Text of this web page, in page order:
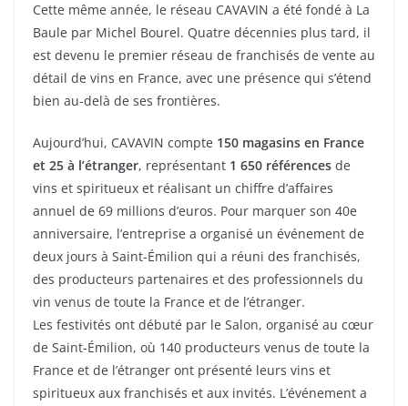
Cette même année, le réseau CAVAVIN a été fondé à La
Baule par Michel Bourel. Quatre décennies plus tard, il
est devenu le premier réseau de franchisés de vente au
détail de vins en France, avec une présence qui s’étend
bien au-delà de ses frontières.
Aujourd’hui, CAVAVIN compte 150 magasins en France
et 25 à l’étranger, représentant 1 650 références de
vins et spiritueux et réalisant un chiffre d’affaires
annuel de 69 millions d’euros. Pour marquer son 40e
anniversaire, l’entreprise a organisé un événement de
deux jours à Saint-Émilion qui a réuni des franchisés,
des producteurs partenaires et des professionnels du
vin venus de toute la France et de l’étranger.
Les festivités ont débuté par le Salon, organisé au cœur
de Saint-Émilion, où 140 producteurs venus de toute la
France et de l’étranger ont présenté leurs vins et
spiritueux aux franchisés et aux invités. L’événement a